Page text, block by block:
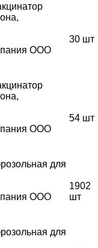
ООО
30 шт
ООО
54 шт
для
ООО
1902
шт
для